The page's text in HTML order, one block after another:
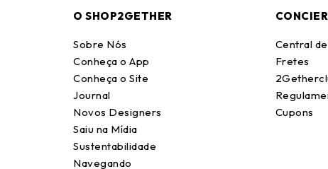
O SHOP2GETHER
Sobre Nós
Conheça o App
Conheça o Site
Journal
Novos Designers
Saiu na Mídia
Sustentabilidade
Navegando
Central
Fretes
Cupons